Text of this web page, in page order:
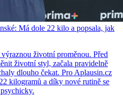
Má dole 22 kilo a popsala, jak
životní proměnou. Před
životní styl, začala pravidelně
dlouho čekat. Pro Aplausin.cz
kilogramů a díky nové rutině se